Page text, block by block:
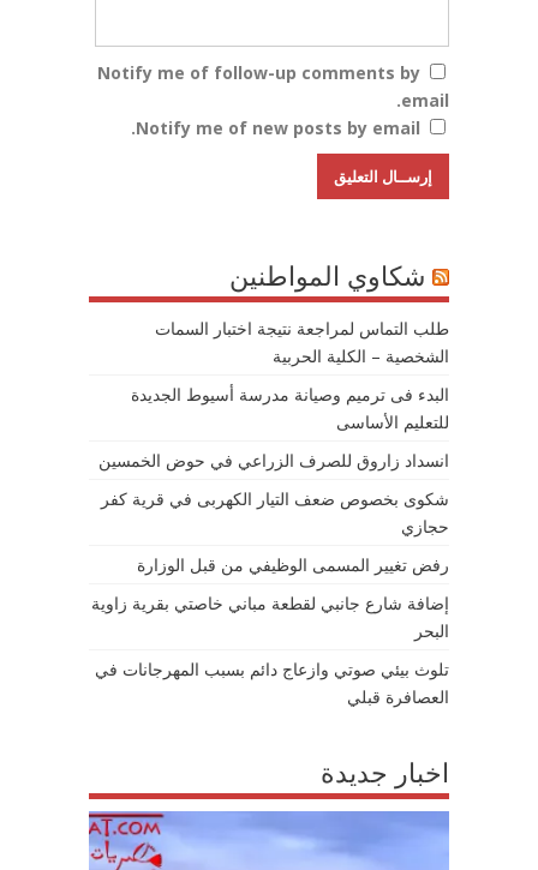
Notify me of follow-up comments by
email.
Notify me of new posts by email.
شكاوي المواطنين
طلب التماس لمراجعة نتيجة اختبار السمات
الشخصية – الكلية الحربية
البدء فى ترميم وصيانة مدرسة أسيوط الجديدة
للتعليم الأساسى
انسداد زاروق للصرف الزراعي في حوض الخمسين
شكوى بخصوص ضعف التيار الكهربى في قرية كفر
حجازي
رفض تغيير المسمى الوظيفي من قبل الوزارة
إضافة شارع جانبي لقطعة مباني خاصتي بقرية زاوية
البحر
تلوث بيئي صوتي وازعاج دائم بسبب المهرجانات في
العصافرة قبلي
اخبار جديدة